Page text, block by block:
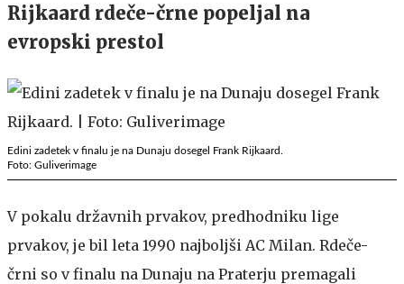
Rijkaard rdeče-črne popeljal na
evropski prestol
Edini zadetek v finalu je na Dunaju dosegel Frank Rijkaard.
Foto: Guliverimage
V pokalu državnih prvakov, predhodniku lige
prvakov, je bil leta 1990 najboljši AC Milan. Rdeče-
črni so v finalu na Dunaju na Praterju premagali